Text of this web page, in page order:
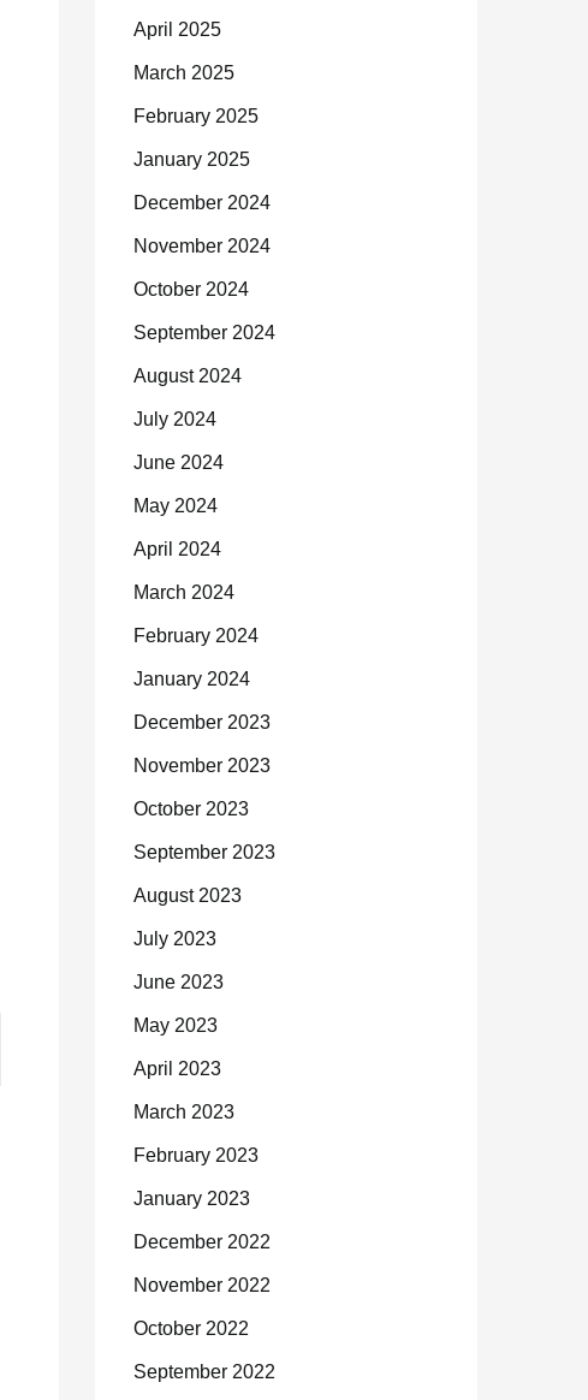
April 2025
March 2025
February 2025
January 2025
December 2024
November 2024
October 2024
September 2024
August 2024
July 2024
June 2024
May 2024
April 2024
March 2024
February 2024
January 2024
December 2023
November 2023
October 2023
September 2023
August 2023
July 2023
June 2023
May 2023
April 2023
March 2023
February 2023
January 2023
December 2022
November 2022
October 2022
September 2022